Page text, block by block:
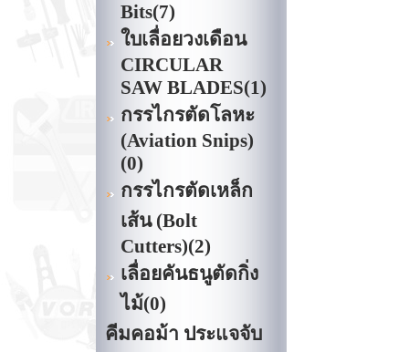
Bits(7)
ใบเลื่อยวงเดือน
CIRCULAR
SAW BLADES(1)
กรรไกรตัดโลหะ
(Aviation Snips)
(0)
กรรไกรตัดเหล็ก
เส้น (Bolt
Cutters)(2)
เลื่อยคันธนูตัดกิ่ง
ไม้(0)
คีมคอม้า ประแจจับ